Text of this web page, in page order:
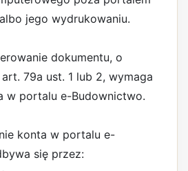
jego wydrukowaniu.
dokumentu, o
79a ust. 1 lub 2, wymaga
w portalu e-Budownictwo.
konta w portalu e-
się przez: